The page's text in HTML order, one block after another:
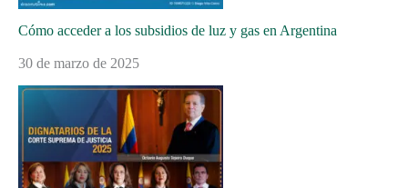
Cómo acceder a los subsidios de luz y gas en Argentina
30 de marzo de 2025